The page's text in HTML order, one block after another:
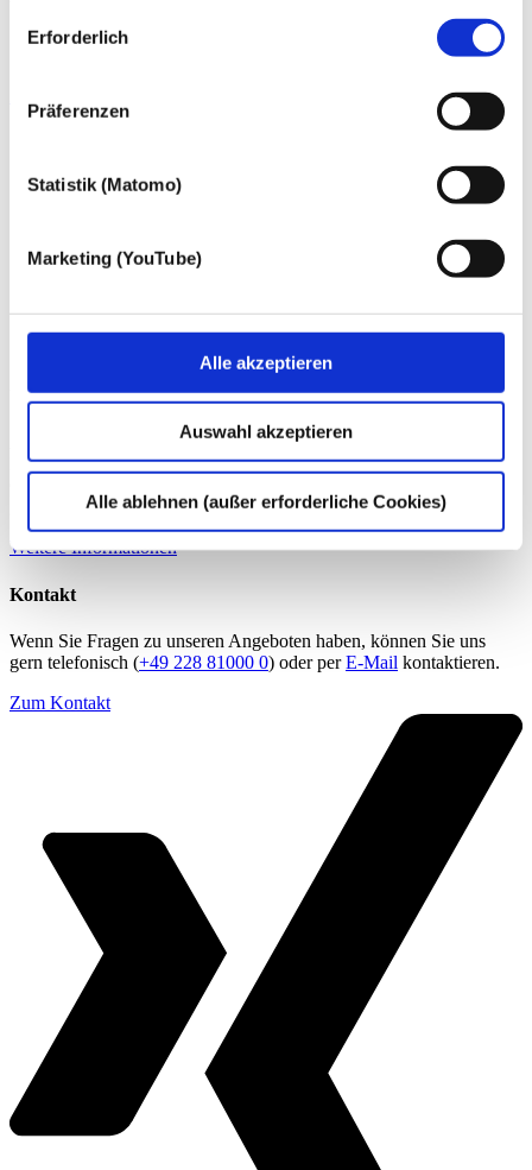
mit Ihrer ausdrücklichen Einwilligung einsetzen und die
Erforderlich
Präferenzen
Statistik (Matomo)
Marketing (YouTube)
Alle akzeptieren
Auswahl akzeptieren
Alle ablehnen (außer erforderliche Cookies)
Über die dhpg
An unseren 18 Standorten beraten wir mit über 1.200
Mitarbeiter:innen Familienunternehmen und Mittelständler,
gemeinnützige Organisationen und Privatpersonen.
Weitere Informationen
Kontakt
Wenn Sie Fragen zu unseren Angeboten haben, können Sie uns
gern telefonisch (+49 228 81000 0) oder perE-Mail kontaktieren.
Zum Kontakt